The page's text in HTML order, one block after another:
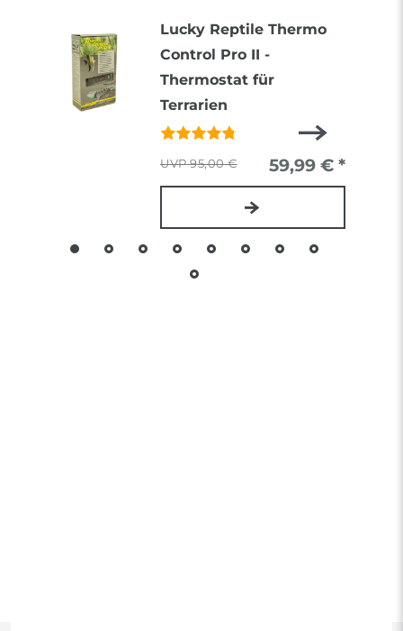
Lucky Reptile Thermo
Control Pro II -
Thermostat für
Terrarien
95,00 € 59,99 € *